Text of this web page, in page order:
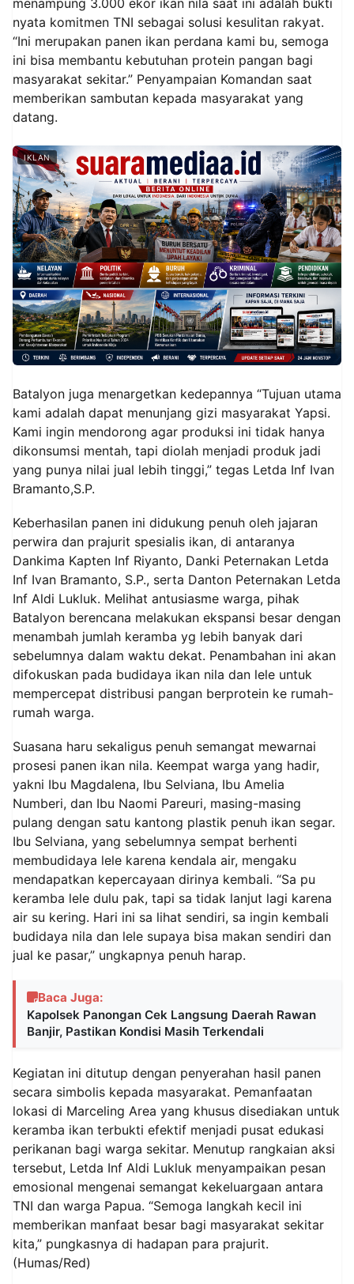
menampung 3.000 ekor ikan nila saat ini adalah bukti
nyata komitmen TNI sebagai solusi kesulitan rakyat.
“Ini merupakan panen ikan perdana kami bu, semoga
ini bisa membantu kebutuhan protein pangan bagi
masyarakat sekitar.” Penyampaian Komandan saat
memberikan sambutan kepada masyarakat yang
datang.
IKLAN
Batalyon juga menargetkan kedepannya “Tujuan utama
kami adalah dapat menunjang gizi masyarakat Yapsi.
Kami ingin mendorong agar produksi ini tidak hanya
dikonsumsi mentah, tapi diolah menjadi produk jadi
yang punya nilai jual lebih tinggi,” tegas Letda Inf Ivan
Bramanto,S.P.
Keberhasilan panen ini didukung penuh oleh jajaran
perwira dan prajurit spesialis ikan, di antaranya
Dankima Kapten Inf Riyanto, Danki Peternakan Letda
Inf Ivan Bramanto, S.P., serta Danton Peternakan Letda
Inf Aldi Lukluk. Melihat antusiasme warga, pihak
Batalyon berencana melakukan ekspansi besar dengan
menambah jumlah keramba yg lebih banyak dari
sebelumnya dalam waktu dekat. Penambahan ini akan
difokuskan pada budidaya ikan nila dan lele untuk
mempercepat distribusi pangan berprotein ke rumah-
rumah warga.
Suasana haru sekaligus penuh semangat mewarnai
prosesi panen ikan nila. Keempat warga yang hadir,
yakni Ibu Magdalena, Ibu Selviana, Ibu Amelia
Numberi, dan Ibu Naomi Pareuri, masing-masing
pulang dengan satu kantong plastik penuh ikan segar.
Ibu Selviana, yang sebelumnya sempat berhenti
membudidaya lele karena kendala air, mengaku
mendapatkan kepercayaan dirinya kembali. “Sa pu
keramba lele dulu pak, tapi sa tidak lanjut lagi karena
air su kering. Hari ini sa lihat sendiri, sa ingin kembali
budidaya nila dan lele supaya bisa makan sendiri dan
jual ke pasar,” ungkapnya penuh harap.
Baca Juga:
Kapolsek Panongan Cek Langsung Daerah Rawan
Banjir, Pastikan Kondisi Masih Terkendali
Kegiatan ini ditutup dengan penyerahan hasil panen
secara simbolis kepada masyarakat. Pemanfaatan
lokasi di Marceling Area yang khusus disediakan untuk
keramba ikan terbukti efektif menjadi pusat edukasi
perikanan bagi warga sekitar. Menutup rangkaian aksi
tersebut, Letda Inf Aldi Lukluk menyampaikan pesan
emosional mengenai semangat kekeluargaan antara
TNI dan warga Papua. “Semoga langkah kecil ini
memberikan manfaat besar bagi masyarakat sekitar
kita,” pungkasnya di hadapan para prajurit.
(Humas/Red)